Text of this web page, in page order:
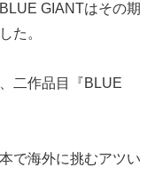
GIANTはその期
た。
二作品目『BLUE
で海外に挑むアツい